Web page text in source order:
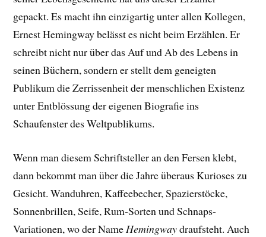
gepackt. Es macht ihn einzigartig unter allen Kollegen,
Ernest Hemingway belässt es nicht beim Erzählen. Er
schreibt nicht nur über das Auf und Ab des Lebens in
seinen Büchern, sondern er stellt dem geneigten
Publikum die Zerrissenheit der menschlichen Existenz
unter Entblössung der eigenen Biografie ins
Schaufenster des Weltpublikums.
Wenn man diesem Schriftsteller an den Fersen klebt,
dann bekommt man über die Jahre überaus Kurioses zu
Gesicht. Wanduhren, Kaffeebecher, Spazierstöcke,
Sonnenbrillen, Seife, Rum-Sorten und Schnaps-
Variationen, wo der NameHemingwaydraufsteht. Auch